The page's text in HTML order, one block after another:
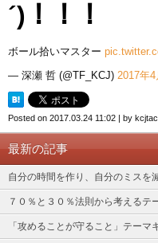
´)！！！
ボール拾いマスター
— 深瀬 哲 (@TF_KCJ) 2017年4
Posted on 2017.03.24 11:02 | by
最新の記事
自分の時間を作り、自分のミスを
７０％と３０％法則から考えるテ
「攻めることが守ること」テーマ